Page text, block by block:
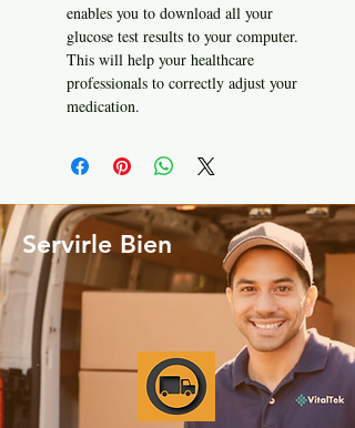
enables you to download all your
glucose test results to your computer.
This will help your healthcare
professionals to correctly adjust your
medication.
Servirle Bien